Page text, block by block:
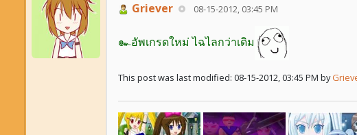
Griever 08-15-2012, 03:45 PM
๛อัพเกรดใหม่ ไฉไลกว่าเดิม
This post was last modified: 08-15-2012, 03:45 PM by